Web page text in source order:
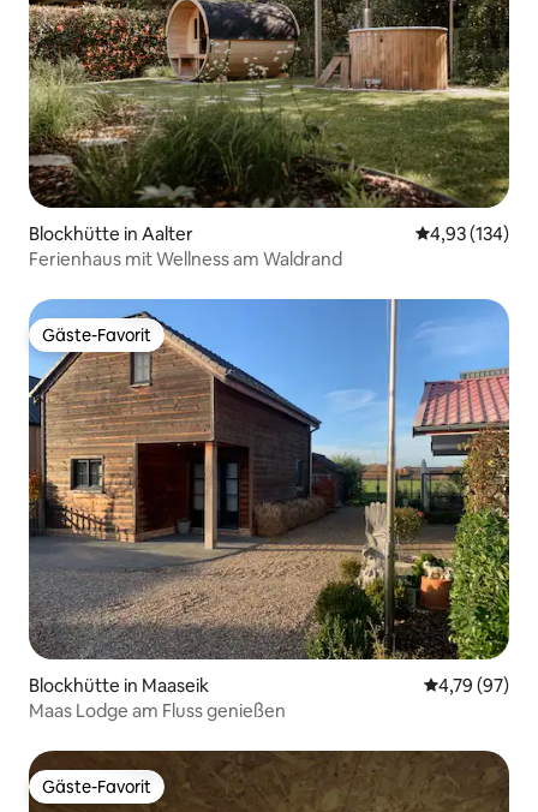
Blockhütte in Aalter
4,93 (134)
Ferienhaus mit Wellness am Waldrand
Gäste-Favorit
Gäste-Favorit
Blockhütte in Maaseik
4,79 (97)
Maas Lodge am Fluss genießen
Gäste-Favorit
Gäste-Favorit